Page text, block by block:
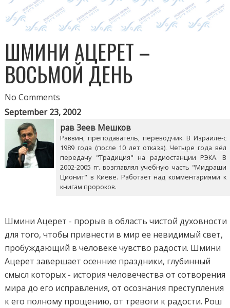
ШМИНИ АЦЕРЕТ –
ВОСЬМОЙ ДЕНЬ
No Comments
September 23, 2002
рав Зеев Мешков
Раввин, преподаватель, переводчик. В Израиле-с
1989 года (после 10 лет отказа). Четыре года вёл
передачу "Традиция" на радиостанции РЭКА. В
2002-2005 гг. возглавлял учебную часть "Мидраши
Ционит" в Киеве. Работает над комментариями к
книгам пророков.
Шмини Ацерет - прорыв в область чистой духовности
для того, чтобы привнести в мир ее невидимый свет,
пробуждающий в человеке чувство радости. Шмини
Ацерет завершает осенние праздники, глубинный
смысл которых - история человечества от сотворения
мира до его исправления, от осознания преступления
к его полному прощению, от тревоги к радости. Рош